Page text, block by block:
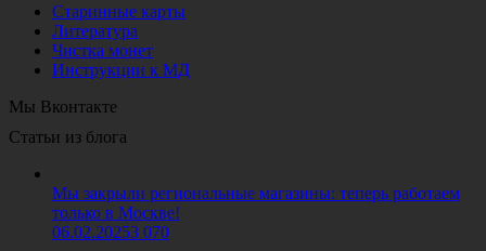
Старинные карты
Литература
Чистка монет
Инструкции к МД
Мы Вконтакте
Статьи из блога
Мы закрыли региональные магазины: теперь работаем
только в Москве!
06.02.20253 070